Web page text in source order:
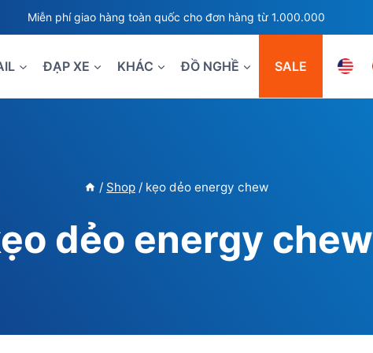
Miễn phí giao hàng toàn quốc cho đơn hàng từ 1.000.000
ĐẠP XE KHÁC ĐỒ NGHỀ SALE
/ Shop / kẹo dẻo energy chew
dẻo energy chew